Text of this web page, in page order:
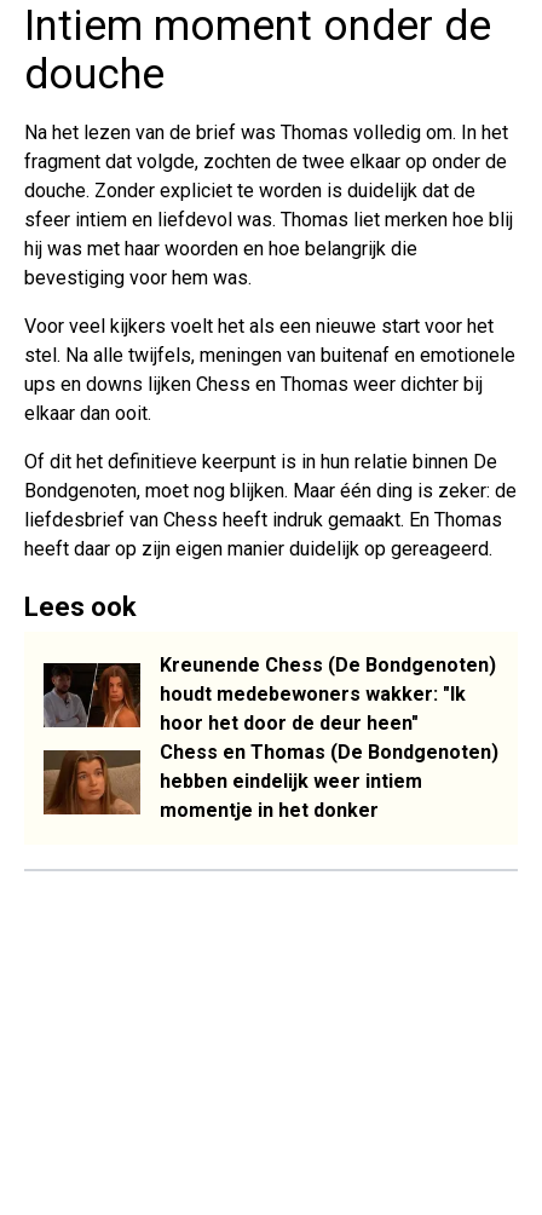
Intiem moment onder de
douche
Na het lezen van de brief was Thomas volledig om. In het
fragment dat volgde, zochten de twee elkaar op onder de
douche. Zonder expliciet te worden is duidelijk dat de
sfeer intiem en liefdevol was. Thomas liet merken hoe blij
hij was met haar woorden en hoe belangrijk die
bevestiging voor hem was.
Voor veel kijkers voelt het als een nieuwe start voor het
stel. Na alle twijfels, meningen van buitenaf en emotionele
ups en downs lijken Chess en Thomas weer dichter bij
elkaar dan ooit.
Of dit het definitieve keerpunt is in hun relatie binnen De
Bondgenoten, moet nog blijken. Maar één ding is zeker: de
liefdesbrief van Chess heeft indruk gemaakt. En Thomas
heeft daar op zijn eigen manier duidelijk op gereageerd.
Lees ook
Kreunende Chess (De Bondgenoten)
houdt medebewoners wakker: "Ik
hoor het door de deur heen"
Chess en Thomas (De Bondgenoten)
hebben eindelijk weer intiem
momentje in het donker